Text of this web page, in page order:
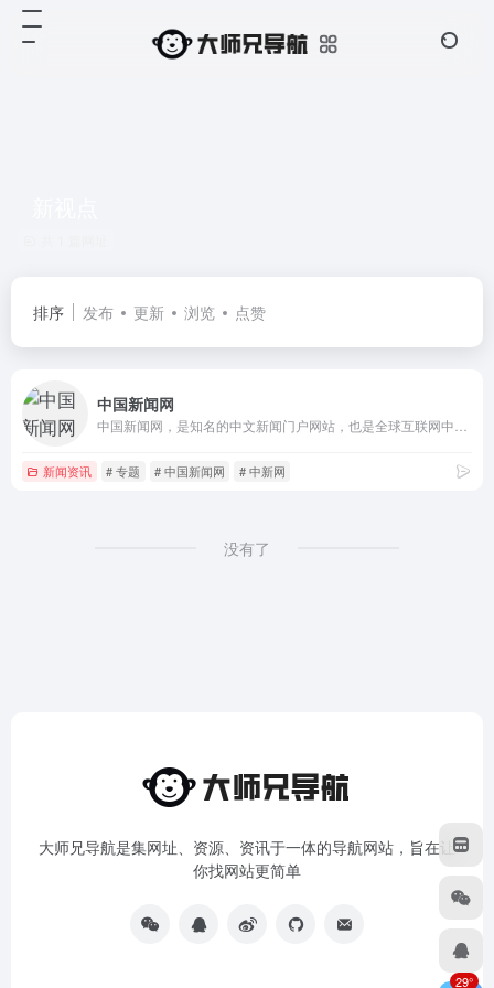
排序 发布 更新 浏览 点赞
中国新闻网
新闻资讯 # 专题 # 中国新闻网 # 中新网
没有了
大师兄导航是集网址、资源、资讯于一体的导航网站，旨在让
你找网站更简单
29°